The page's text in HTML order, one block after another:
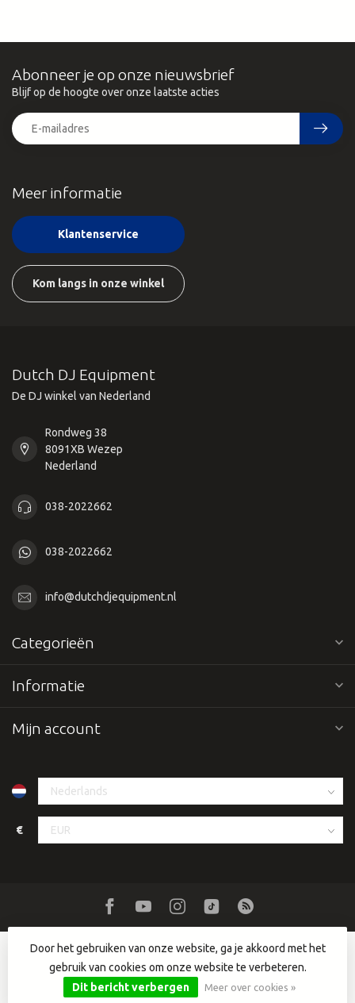
Meer informatie
Klantenservice
Kom langs in onze winkel
Abonneer je op onze nieuwsbrief
Blijf op de hoogte over onze laatste acties
Dutch DJ Equipment
De DJ winkel van Nederland
Rondweg 38
8091XB Wezep
Nederland
038-2022662
038-2022662
info@dutchdjequipment.nl
Categorieën
Informatie
Mijn account
€
© Copyright 2026 Dutch DJ Equipment- Powered byLightspeed
Lightspeed designby Dyvelopment
Door het gebruiken van onze website, ga je akkoord met het
gebruik van cookies om onze website te verbeteren.
Dit bericht verbergen
Meer over cookies »